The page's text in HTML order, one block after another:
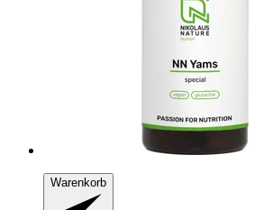
Warenkorb